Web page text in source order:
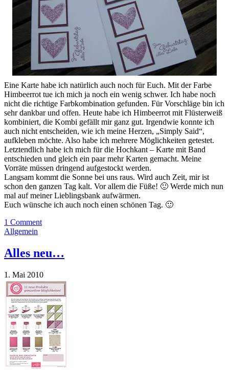
Eine Karte habe ich natürlich auch noch für Euch. Mit der Farbe
Himbeerrot tue ich mich ja noch ein wenig schwer. Ich habe noch
nicht die richtige Farbkombination gefunden. Für Vorschläge bin ich
sehr dankbar und offen. Heute habe ich Himbeerrot mit Flüsterweiß
kombiniert, die Kombi gefällt mir ganz gut. Irgendwie konnte ich
auch nicht entscheiden, wie ich meine Herzen, „Simply Said“,
aufkleben möchte. Also habe ich mehrere Möglichkeiten getestet.
Letztendlich habe ich mich für die Hochkant – Karte mit Band
entschieden und gleich ein paar mehr Karten gemacht. Meine
Vorräte müssen dringend aufgestockt werden.
Langsam kommt die Sonne bei uns raus. Wird auch Zeit, mir ist
schon den ganzen Tag kalt. Vor allem die Füße! 🙂 Werde mich nun
mal auf meiner Lieblingsbank aufwärmen.
Euch wünsche ich auch noch einen schönen Tag. 🙂
1 Comment
Allgemein
Alles neu…
1. Mai 2010